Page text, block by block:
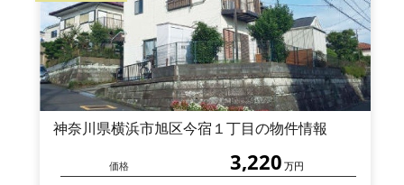
神奈川県横浜市旭区今宿１丁目の物件情報
価格 3,220 万円